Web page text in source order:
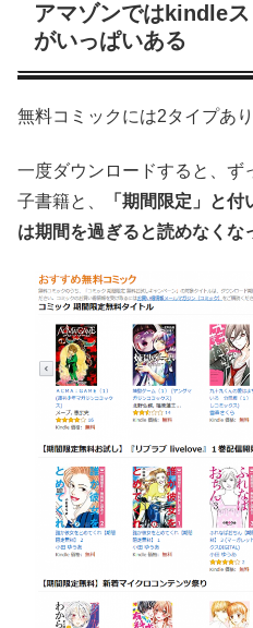
アマゾンではkindle
がいっぱいある
無料コミックには2タイプあり
一度ダウンロードすると、ず
子書籍と、
「期間限定」と
は期間を過ぎると読めなくな